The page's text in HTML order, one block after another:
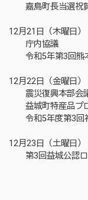
嘉島町長当選祝
12月21日（木曜日）
庁内協議
令和5年第3回熊
12月22日（金曜日）
震災復興本部会
益城町特産品プロ
令和5年度第3回
12月23日（土曜日）
第3回益城公認ロ